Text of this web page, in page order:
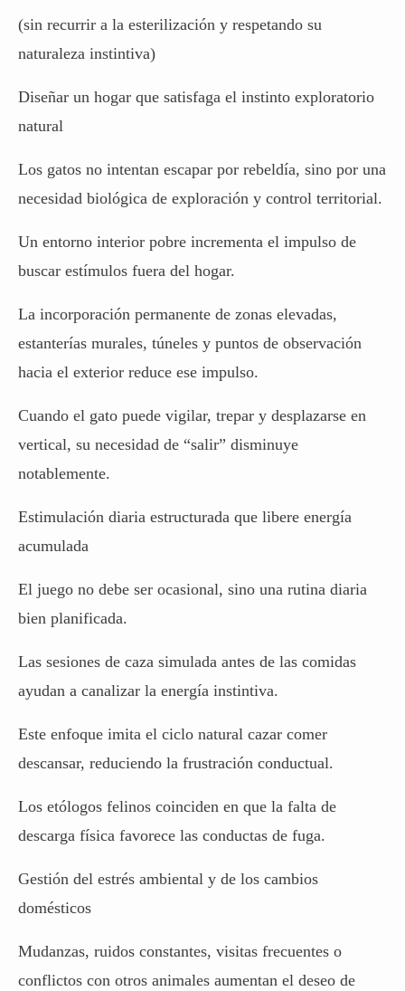
(sin recurrir a la esterilización y respetando su
naturaleza instintiva)
Diseñar un hogar que satisfaga el instinto exploratorio
natural
Los gatos no intentan escapar por rebeldía, sino por una
necesidad biológica de exploración y control territorial.
Un entorno interior pobre incrementa el impulso de
buscar estímulos fuera del hogar.
La incorporación permanente de zonas elevadas,
estanterías murales, túneles y puntos de observación
hacia el exterior reduce ese impulso.
Cuando el gato puede vigilar, trepar y desplazarse en
vertical, su necesidad de “salir” disminuye
notablemente.
Estimulación diaria estructurada que libere energía
acumulada
El juego no debe ser ocasional, sino una rutina diaria
bien planificada.
Las sesiones de caza simulada antes de las comidas
ayudan a canalizar la energía instintiva.
Este enfoque imita el ciclo natural cazar comer
descansar, reduciendo la frustración conductual.
Los etólogos felinos coinciden en que la falta de
descarga física favorece las conductas de fuga.
Gestión del estrés ambiental y de los cambios
domésticos
Mudanzas, ruidos constantes, visitas frecuentes o
conflictos con otros animales aumentan el deseo de